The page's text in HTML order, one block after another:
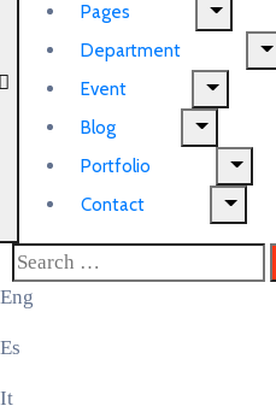
Pages
Department
Event
Blog
Portfolio
Contact
Eng
Es
It